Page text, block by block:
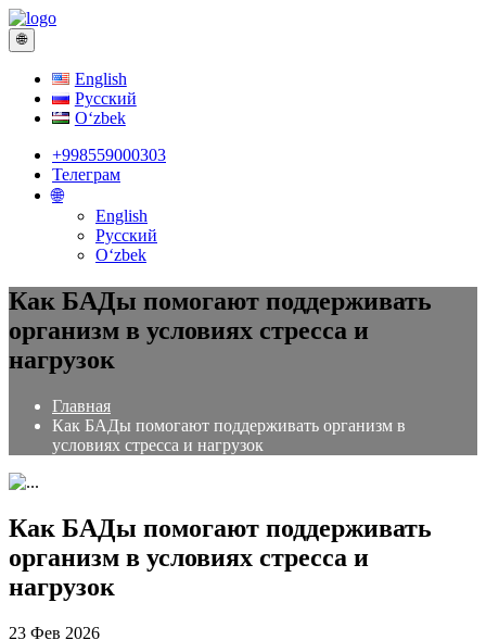
🌐
English
Русский
Oʻzbek
+998559000303
Телеграм
🌐
English
Русский
Oʻzbek
Как БАДы помогают поддерживать
организм в условиях стресса и
нагрузок
Главная
Как БАДы помогают поддерживать организм в
условиях стресса и нагрузок
Как БАДы помогают поддерживать
организм в условиях стресса и
нагрузок
23 Фев 2026